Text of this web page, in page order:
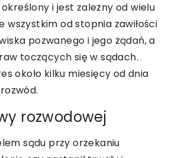
i jest zależny od wielu
wszystkim od stopnia zawiłości
pozwanego i jego żądań, a
toczących się w sądach.
około kilku miesięcy od dnia
rozwodowej
sądu przy orzekaniu